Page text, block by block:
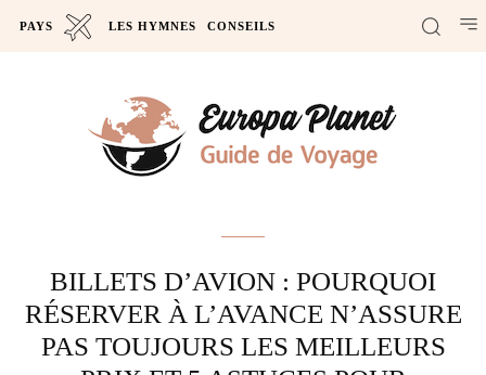
PAYS LES HYMNES CONSEILS
BILLETS D’AVION : POURQUOI
RÉSERVER À L’AVANCE N’ASSURE
PAS TOUJOURS LES MEILLEURS